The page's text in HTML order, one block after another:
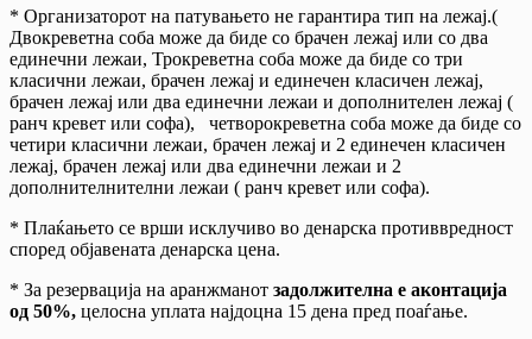
* Организаторот на патувањето не гарантира тип на лежај.(
Двокреветна соба може да биде со брачен лежај или со два
единечни лежаи, Трокреветна соба може да биде со три
класични лежаи, брачен лежај и единечен класичен лежај,
брачен лежај или два единечни лежаи и дополнителен лежај (
ранч кревет или софа), четворокреветна соба може да биде со
четири класични лежаи, брачен лежај и 2 единечен класичен
лежај, брачен лежај или два единечни лежаи и 2
дополнителнителни лежаи ( ранч кревет или софа).
* Плаќањето се врши исклучиво во денарска противвредност
според објавената денарска цена.
* За резервација на аранжманот задолжителна е аконтација
од 50%, целосна уплата најдоцна 15 дена пред поаѓање.